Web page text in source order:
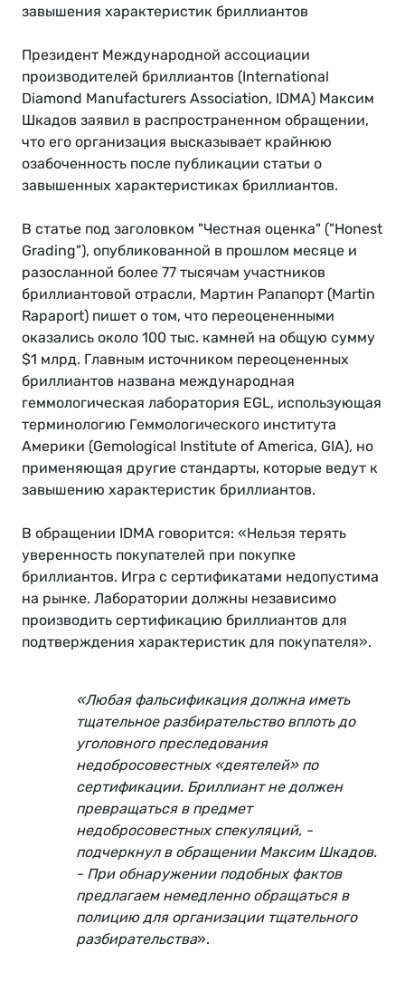
завышения характеристик бриллиантов
Президент Международной ассоциации
производителей бриллиантов (International
Diamond Manufacturers Association, IDMA) Максим
Шкадов заявил в распространенном обращении,
что его организация высказывает крайнюю
озабоченность после публикации статьи о
завышенных характеристиках бриллиантов.
В статье под заголовком "Честная оценка" ("Honest
Grading"), опубликованной в прошлом месяце и
разосланной более 77 тысячам участников
бриллиантовой отрасли, Мартин Рапапорт (Martin
Rapaport) пишет о том, что переоцененными
оказались около 100 тыс. камней на общую сумму
$1 млрд. Главным источником переоцененных
бриллиантов названа международная
геммологическая лаборатория EGL, использующая
терминологию Геммологического института
Америки (Gemological Institute of America, GIA), но
применяющая другие стандарты, которые ведут к
завышению характеристик бриллиантов.
В обращении IDMA говорится: «Нельзя терять
уверенность покупателей при покупке
бриллиантов. Игра с сертификатами недопустима
на рынке. Лаборатории должны независимо
производить сертификацию бриллиантов для
подтверждения характеристик для покупателя».
«Любая фальсификация должна иметь
тщательное разбирательство вплоть до
уголовного преследования
недобросовестных «деятелей» по
сертификации. Бриллиант не должен
превращаться в предмет
недобросовестных спекуляций, -
подчеркнул в обращении Максим Шкадов.
- При обнаружении подобных фактов
предлагаем немедленно обращаться в
полицию для организации тщательного
разбирательства».